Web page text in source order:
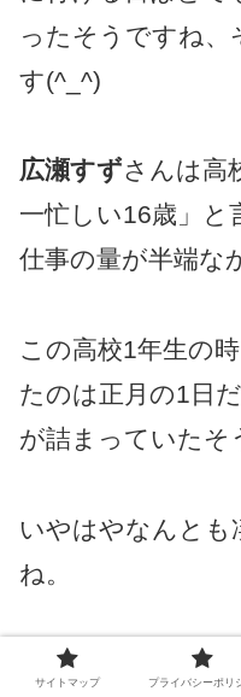
ったそうですね、
す(^_^)
広瀬すずさんは高
一忙しい16歳」
仕事の量が半端な
この高校1年生の
たのは正月の1日
が詰まっていたそ
いやはやなんとも
ね。
なので学校に制服
サイトマップ プライバシーポリ